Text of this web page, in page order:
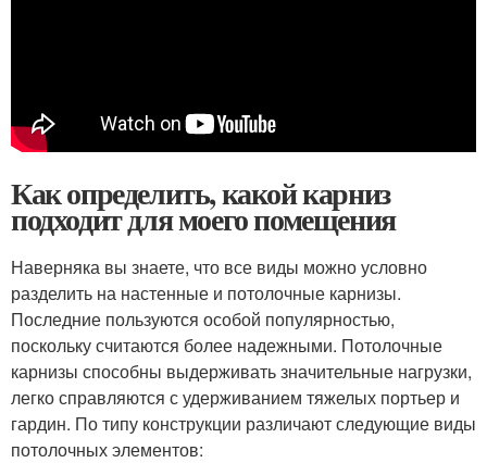
Как определить, какой карниз
подходит для моего помещения
Наверняка вы знаете, что все виды можно условно
разделить на настенные и потолочные карнизы.
Последние пользуются особой популярностью,
поскольку считаются более надежными. Потолочные
карнизы способны выдерживать значительные нагрузки,
легко справляются с удерживанием тяжелых портьер и
гардин. По типу конструкции различают следующие виды
потолочных элементов: